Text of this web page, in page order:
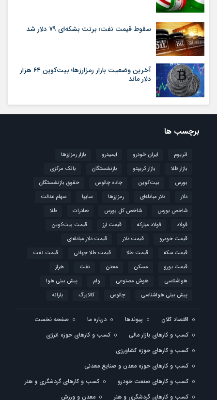
سقوط قیمت نفت؛ برنت بشکه‌ای ۷۹ دلار شد
آخرین وضعیت بازار رمزارزها؛ بیت‌کوین ۶۴ هزار
دلار ماند
برچسب ها
اتریوم ایران خودرو ایمیدرو
بازار رمزارزها
بازار طلا
بازار کریپتو بازنشستگان
بانک مرکزی
بورس
بیت‌کوین جاده چالوس
حقوق بازنشستگان
دلار
دلار مبادله‌ای رمزارزها سایپا
سهام عدالت
شاخص بورس
شاخص کل بورس صادرات
طلا
فولاد
فولاد مبارکه قیمت ارز
قیمت بیت‌کوین
قیمت خودرو
قیمت دلار
قیمت دلار مبادله‌ای
قیمت سکه
قیمت طلا قیمت طلا جهانی
قیمت نفت
قیمت یورو
مسکن معدن نفت
هراز
هواشناسی
هوش مصنوعی وام
پیش بینی هوا
پیش بینی هواشناسی
چالوس کالابرگ یارانه
اقتصاد کلان پیوندها درباره ما
صفحه نخست
کسب و کارهای بازار مالی
کسب و کارهای حوزه انرژی
کسب و کارهای حوزه کشاورزی
کسب و کارهای حوزه معدن و صنایع معدنی
کسب و کارهای صنعت خودرو
کسب و کارهای گردشگری و هنر
کسب و کارهای گردشگری و هنر
معدن و ورزش